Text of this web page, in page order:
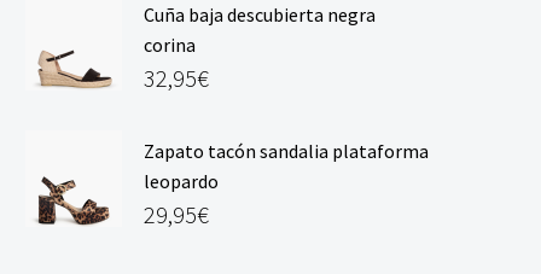
Cuña baja descubierta negra
corina
32,95€
Zapato tacón sandalia plataforma
leopardo
29,95€